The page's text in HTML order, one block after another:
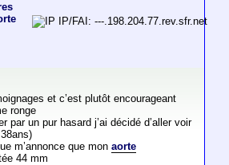
IP/FAI: ---.198.204.77.rev.sfr.net
et c’est plutôt encourageant
ronge
par un pur hasard j’ai décidé d’aller voir
m’annonce que mon aorte
44 mm